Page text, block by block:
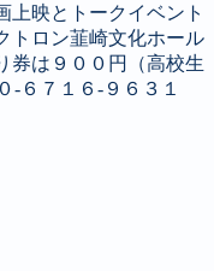
上映とトークイベント
トロン韮崎文化ホール
券は９００円（高校生
-６７１６-９６３１